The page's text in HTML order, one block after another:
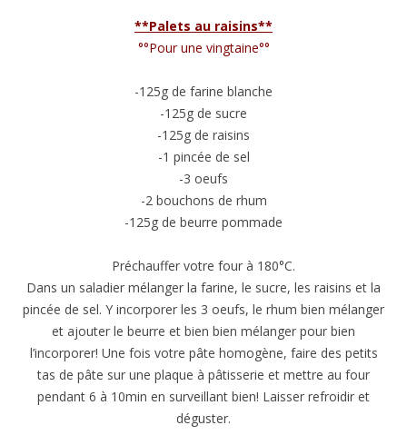
**Palets au raisins**
°°Pour une vingtaine°°
-125g de farine blanche
-125g de sucre
-125g de raisins
-1 pincée de sel
-3 oeufs
-2 bouchons de rhum
-125g de beurre pommade
Préchauffer votre four à 180°C.
Dans un saladier mélanger la farine, le sucre, les raisins et la
pincée de sel. Y incorporer les 3 oeufs, le rhum bien mélanger
et ajouter le beurre et bien bien mélanger pour bien
l’incorporer! Une fois votre pâte homogène, faire des petits
tas de pâte sur une plaque à pâtisserie et mettre au four
pendant 6 à 10min en surveillant bien! Laisser refroidir et
déguster.